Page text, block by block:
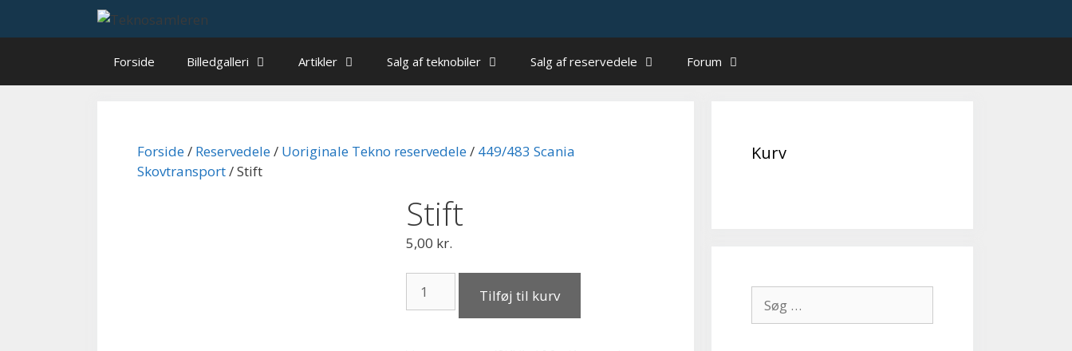
Forside Billedgalleri Artikler Salg af teknobiler Salg af reservedele Forum
Forside/ Reservedele/ Uoriginale Tekno reservedele/ 449/483 Scania
Skovtransport/ Stift
Stift
5,00 kr.
antal
Tilføj til kurv
Kurv
efter: